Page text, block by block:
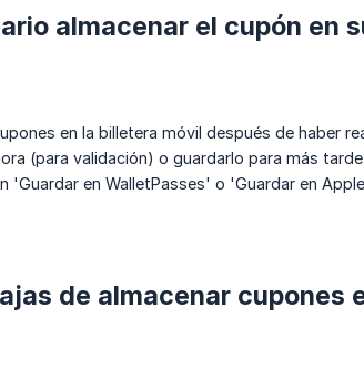
almacenar el cupón en
en la billetera móvil después de haber
(para validación) o guardarlo para más tarde.
'Guardar en WalletPasses' o 'Guardar en
de almacenar cupones